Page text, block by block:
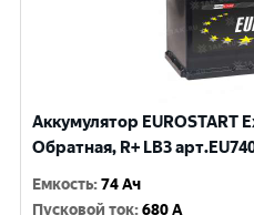
Аккумулятор EUROSTART
Обратная, R+ LB3
Емкость:74 Ач
Пусковой ток:680 A